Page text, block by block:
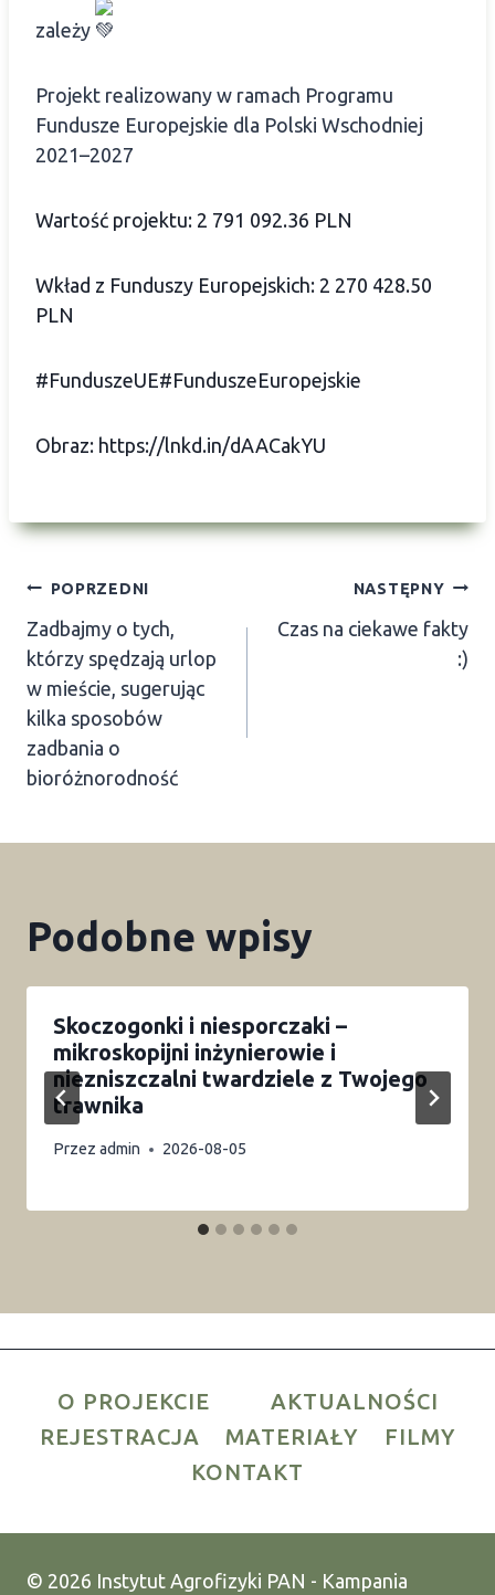
zależy
Projekt realizowany w ramach Programu
Fundusze Europejskie dla Polski Wschodniej
2021–2027
Wartość projektu: 2 791 092.36 PLN
Wkład z Funduszy Europejskich: 2 270 428.50
PLN
#FunduszeUE#FunduszeEuropejskie
Obraz: https://lnkd.in/dAACakYU
Nawigacja
wpisu
POPRZEDNI
Zadbajmy o tych,
którzy spędzają urlop
w mieście, sugerując
kilka sposobów
zadbania o
bioróżnorodność
NASTĘPNY
Czas na ciekawe fakty
:)
Podobne wpisy
Skoczogonki i niesporczaki –
mikroskopijni inżynierowie i
niezniszczalni twardziele z Twojego
trawnika
Przez admin 2026-08-05
O PROJEKCIE
AKTUALNOŚCI
REJESTRACJA
MATERIAŁY
FILMY
KONTAKT
© 2026 Instytut Agrofizyki PAN - Kampania